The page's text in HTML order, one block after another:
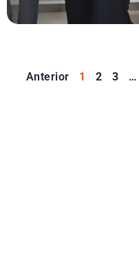
Anterior 1 2 3 …